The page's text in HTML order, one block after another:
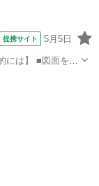
提携サイト 5月5日